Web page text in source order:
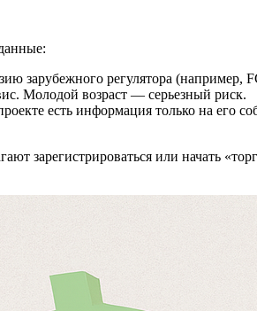
зарубежного регулятора (например,
Молодой возраст — серьезный риск.
есть информация только на его
или начать